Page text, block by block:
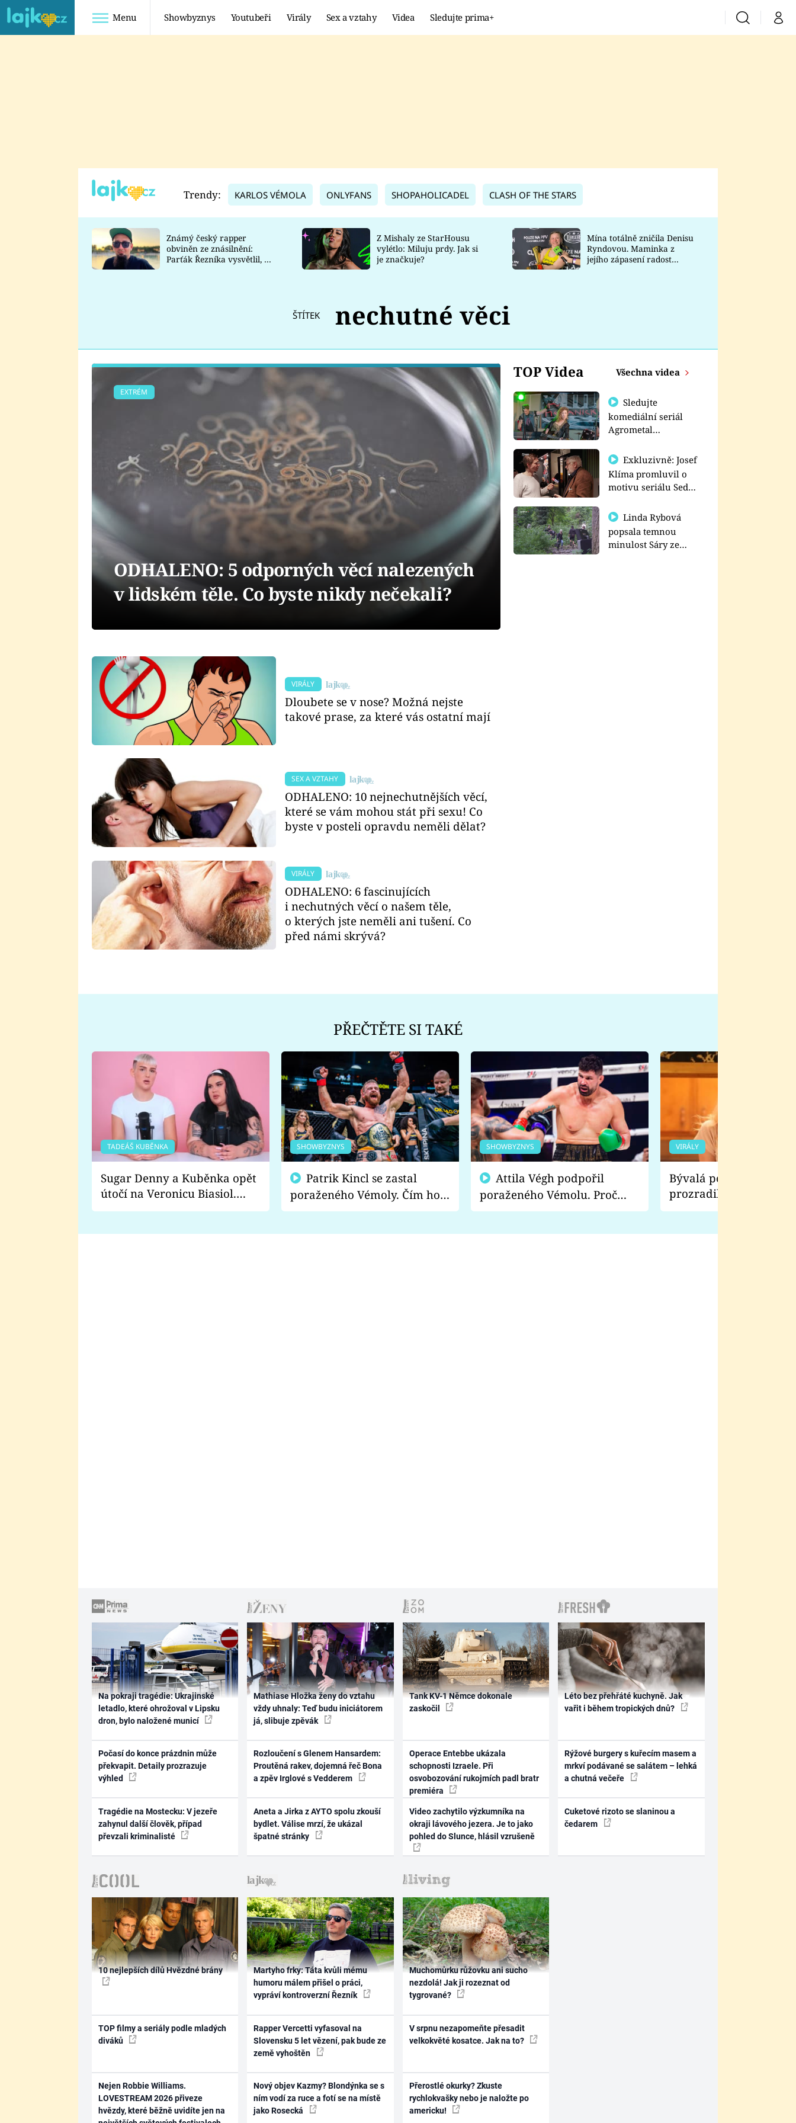
Menu Showbyznys Youtubeři Virály Sex a vztahy Videa Sledujte prima+ VyhledáváníMůj
TADEÁŠ KUBĚNKA
DATEL
Prima Lajk
Sledujte nás
Trendy: KARLOS VÉMOLA ONLYFANS SHOPAHOLICADEL CLASH OF THE STARS
Známý český rapper
obviněn ze znásilnění:
Parťák Řezníka vysvětlil, co
Z Mishaly ze StarHousu
vylétlo: Miluju prdy. Jak si
je značkuje?
Mína totálně zničila Denisu
Ryndovou. Maminka z
jejího zápasení radost
ŠTÍTEK nechutné věci
TOP Videa Všechna videa
Sledujte
komediální seriál
Agrometal
prima+
Exkluzivně: Josef
Klíma promluvil o
motivu seriálu Sedm
Linda Rybová
popsala temnou
minulost Sáry ze
EXTRÉM
ODHALENO: 5 odporných věcí nalezených
v lidském těle. Co byste nikdy nečekali?
VIRÁLY
Dloubete se v nose? Možná nejste
takové prase, za které vás ostatní mají
SEX A VZTAHY
ODHALENO: 10 nejnechutnějších věcí,
které se vám mohou stát při sexu! Co
byste v posteli opravdu neměli dělat?
VIRÁLY
ODHALENO: 6 fascinujících
i nechutných věcí o našem těle,
o kterých jste neměli ani tušení. Co
před námi skrývá?
PŘEČTĚTE SI TAKÉ
TADEÁŠ KUBĚNKA
Sugar Denny a Kuběnka opět
útočí na Veronicu Biasiol.
Proč je podle nich falešná a
SHOWBYZNYS
poraženého Vémoly. Čím ho
fanoušci naštvali?
SHOWBYZNYS
poraženého Vémolu. Proč
chce raději zápasit s ním než
VIRÁLY
Bývalá pornoherečka
prozradila, co ji
natáčení Euforie.
Na pokraji tragédie: Ukrajinské
letadlo, které ohrožoval v Lipsku
dron, bylo naložené municí
Počasí do konce prázdnin může
překvapit. Detaily prozrazuje
výhled
Tragédie na Mostecku: V jezeře
zahynul další člověk, případ
převzali kriminalisté
Mathiase Hložka ženy do vztahu
vždy uhnaly: Teď budu iniciátorem
já, slibuje zpěvák
Rozloučení s Glenem Hansardem:
Proutěná rakev, dojemná řeč Bona
a zpěv Irglové s Vedderem
Aneta a Jirka z AYTO spolu zkouší
bydlet. Válise mrzí, že ukázal
špatné stránky
Tank KV-1 Němce dokonale
zaskočil
Operace Entebbe ukázala
schopnosti Izraele. Při
osvobozování rukojmích padl bratr
premiéra
Video zachytilo výzkumníka na
okraji lávového jezera. Je to jako
pohled do Slunce, hlásil vzrušeně
Léto bez přehřáté kuchyně. Jak
vařit i během tropických dnů?
Rýžové burgery s kuřecím masem a
mrkví podávané se salátem – lehká
a chutná večeře
Cuketové rizoto se slaninou a
čedarem
10 nejlepších dílů Hvězdné brány
TOP filmy a seriály podle mladých
diváků
Nejen Robbie Williams.
LOVESTREAM 2026 přiveze
hvězdy, které běžně uvidíte jen na
Martyho frky: Táta kvůli mému
humoru málem přišel o práci,
vypráví kontroverzní Řezník
Rapper Vercetti vyfasoval na
Slovensku 5 let vězení, pak bude ze
země vyhoštěn
Nový objev Kazmy? Blondýnka se s
ním vodí za ruce a fotí se na místě
jako Rosecká
Muchomůrku růžovku ani sucho
nezdolá! Jak ji rozeznat od
tygrované?
V srpnu nezapomeňte přesadit
velkokvěté kosatce. Jak na to?
Přerostlé okurky? Zkuste
rychlokvašky nebo je naložte po
americku!